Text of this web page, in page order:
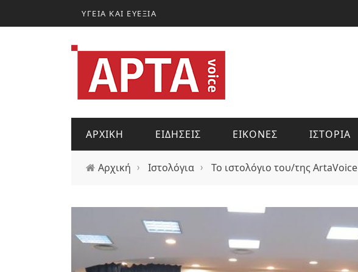
ΥΓΕΙΑ ΚΑΙ ΕΥΕΞΙΑ
ΑΡΧΙΚΗ ΕΙΔΗΣΕΙΣ ΕΙΚΟΝΕΣ ΙΣΤΟΡΙΑ
Αρχική › Ιστολόγια › Το ιστολόγιο του/της ArtaVoice